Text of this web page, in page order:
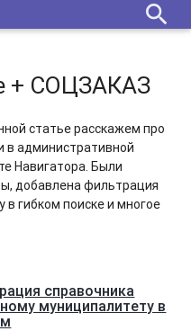
search
+ СОЦЗАКАЗ
статье расскажем про
в административной
Навигатора. Были
добавлена фильтрация
в гибком поиске и многое
справочника
муниципалитету в